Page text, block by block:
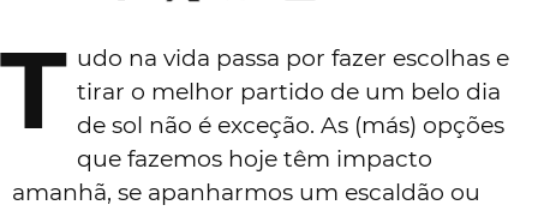
T udo na vida passa por fazer escolhas e
tirar o melhor partido de um belo dia
de sol não é exceção. As (más) opções
que fazemos hoje têm impacto
amanhã, se apanharmos um escaldão ou